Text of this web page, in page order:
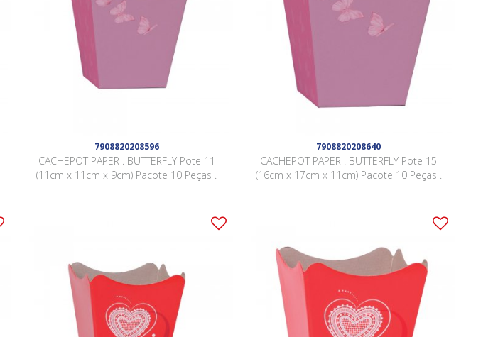
7908820208596
CACHEPOT PAPER . BUTTERFLY Pote 11
(11cm x 11cm x 9cm) Pacote 10 Peças .
7908820208640
CACHEPOT PAPER . BUTTERFLY Pote 15
(16cm x 17cm x 11cm) Pacote 10 Peças .